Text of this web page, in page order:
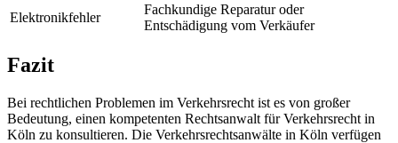
Elektronikfehler
Fachkundige Reparatur oder
Entschädigung vom Verkäufer
Fazit
Bei rechtlichen Problemen im Verkehrsrecht ist es von großer
Bedeutung, einen kompetenten Rechtsanwalt für Verkehrsrecht in
Köln zu konsultieren. Die Verkehrsrechtsanwälte in Köln verfügen